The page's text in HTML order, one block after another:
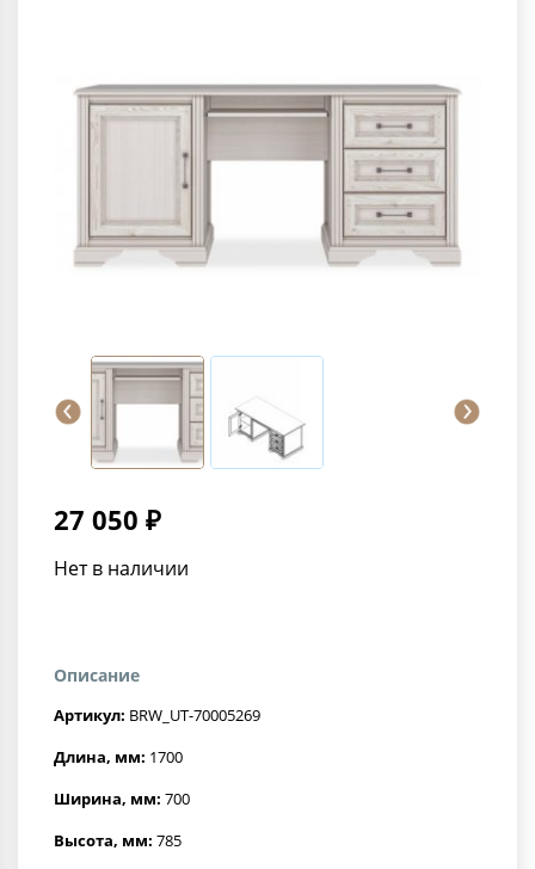
27 050 ₽
Нет в наличии
Описание
Артикул: BRW_UT-70005269
Длина, мм: 1700
Ширина, мм: 700
Высота, мм: 785